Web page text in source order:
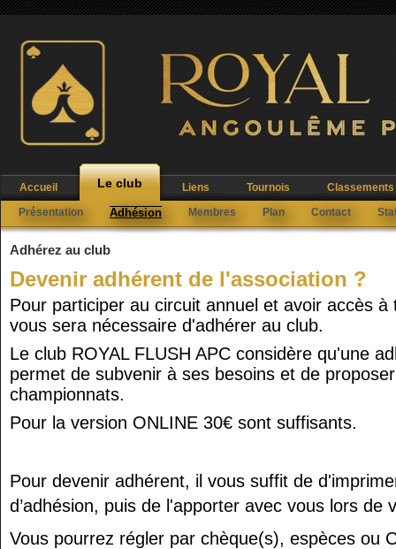
Accueil Le club Liens Tournois
Classements
Présentation
Adhésion Membres Plan Contact
Adhérez au club
Devenir adhérent de l'association ?
Pour participer au circuit annuel et avoir accès
vous sera nécessaire d'adhérer au club.
Le club ROYAL FLUSH APC considère qu'une
permet de subvenir à ses besoins et de
championnats.
Pour la version ONLINE 30€ sont suffisants.
Pour devenir adhérent, il vous suffit de
d’adhésion, puis de l'apporter avec vous lors de
Vous pourrez régler par chèque(s), espèces ou